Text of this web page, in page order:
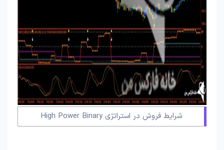
شرایط فروش در استراتژی High Power Binary